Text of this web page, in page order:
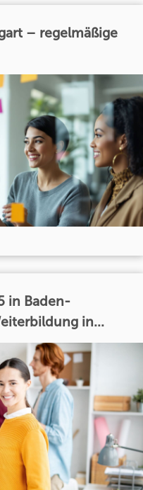
– regelmäßige
in Baden-
in...